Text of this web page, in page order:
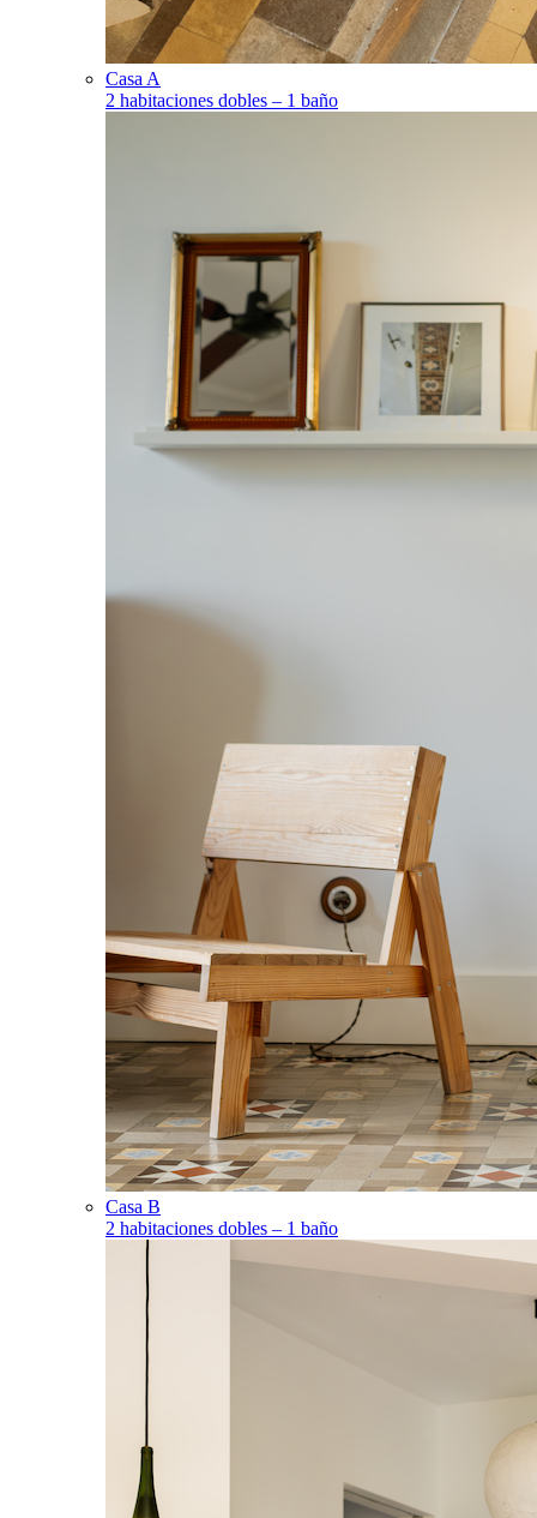
Casa A
2 habitaciones dobles – 1 baño
Casa B
2 habitaciones dobles – 1 baño